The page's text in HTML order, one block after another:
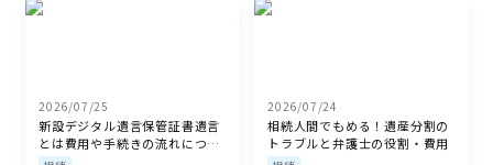
2026/07/25
新設デジタル遺言保管証書遺言
とは費用や手続きの流れについ
て
2026/07/24
相続人間でもめる！遺産分割の
トラブルと弁護士の役割・費用